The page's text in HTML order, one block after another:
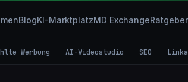
BlogKI-MarktplatzMD ExchangeRatgeber
Werbung AI-Videostudio SEO